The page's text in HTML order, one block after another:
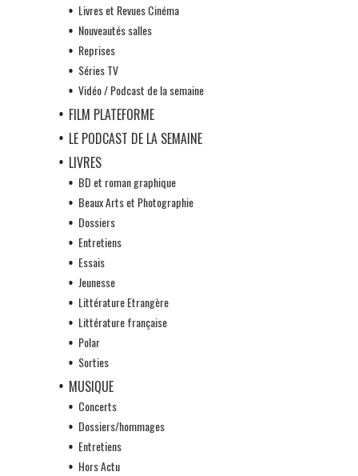
Livres et Revues Cinéma
Nouveautés salles
Reprises
Séries TV
Vidéo / Podcast de la semaine
FILM PLATEFORME
LE PODCAST DE LA SEMAINE
LIVRES
BD et roman graphique
Beaux Arts et Photographie
Dossiers
Entretiens
Essais
Jeunesse
Littérature Etrangère
Littérature française
Polar
Sorties
MUSIQUE
Concerts
Dossiers/hommages
Entretiens
Hors Actu